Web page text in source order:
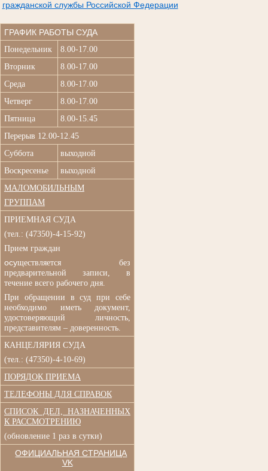
гражданской службы Российской Федерации
ГРАФИК РАБОТЫ СУДА
Понедельник
8.00-17.00
Вторник
8.00-17.00
Среда
8.00-17.00
Четверг
8.00-17.00
Пятница
8.00-15.45
Перерыв 12.00-12.45
Суббота
выходной
Воскресенье
выходной
МАЛОМОБИЛЬНЫМ
ГРУППАМ
ПРИЕМНАЯ СУДА
(тел.: (47350)-4-15-92)
Прием граждан
осуществляется без
предварительной записи, в
течение всего рабочего дня.
При обращении в суд при
себе
необходимо иметь документ,
удостоверяющий личность,
представителям – доверенность.
КАНЦЕЛЯРИЯ СУДА
(тел.: (47350)-4-10-69)
ПОРЯДОК ПРИЕМА
ТЕЛЕФОНЫ ДЛЯ СПРАВОК
СПИСОК ДЕЛ, НАЗНАЧЕННЫХ
К РАССМОТРЕНИЮ
(обновление 1 раз в сутки)
ОФИЦИАЛЬНАЯ СТРАНИЦА
VK